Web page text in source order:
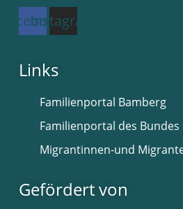
Facebook
Instagram
Links
Familienportal Bamberg
Familienportal des Bundes
Migrantinnen-und
Gefördert von